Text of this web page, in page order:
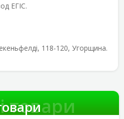
ЕГІС.
118-120, Угорщина.
товари